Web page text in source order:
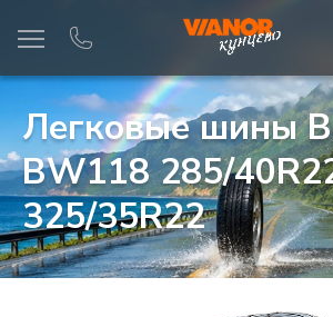
Легковые шины
BW118 285/
325/35R22
Информация Фото товара